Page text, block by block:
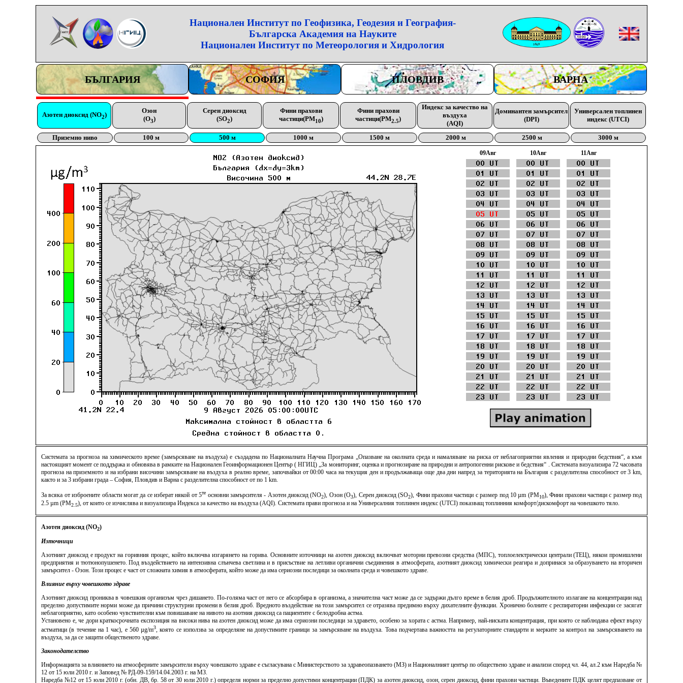
Национален Институт по Геофизика, Геодезия и География-
Българска Академия на Науките
Национален Институт по Метеорология и Хидрология
БЪЛГАРИЯ СОФИЯ ПЛОВДИВ ВАРНА
Азотен диоксид (NO2)
Озон
(O3)
Серен диоксид
(SO2)
Фини прахови
частици(PM10)
Фини прахови
частици(PM2.5)
Индекс за качество на
въздуха
(AQI)
Доминантен замърсител
(DPI)
Универсален топлинен
индекс (UTCI)
Приземно ниво 100 м 500 м 1000 м 1500 м 2000 м 2500 м 3000 м
09Aвг 10Aвг 11Aвг
Системата за прогноза на химическото време (замърсяване на въздуха) е създадена по Националната Научна Програма „Опазване на околната среда и намаляване на риска от неблагоприятни явления и природни бедствия“, а към
настоящият момент се поддържа и обновява в рамките на Национален Геоинформационен Център ( НГИЦ) „За мониторинг, оценка и прогнозиране на природни и антропогенни рискове и бедствия“ . Системата визуализира 72 часовата
прогноза на приземното и на избрани височини замърсяване на въздуха в реално време, започвайки от 00:00 часа на текущия ден и продължаваща още два дни напред за територията на България с разделителна способност от 3 km,
както и за 3 избрани града – София, Пловдив и Варна с разделителна способност от по 1 km.
За всяка от изброените области могат да се изберат някой от 5те основни замърсителя - Азотен диоксид (NO2), Озон (O3), Серен диоксид (SO2), Фини прахови частици с размер под 10 µm (PM10), Фини прахови частици с размер под
2.5 µm (PM2.5), от които се изчислява и визуализира Индекса за качество на въздуха (AQI). Системата прави прогноза и на Универсалния топлинен индекс (UTCI) показващ топлинния комфорт/дискомфорт на човешкото тяло.
Азотен диоксид (NO2)
Източници
Азотният диоксид е продукт на горивния процес, който включва изгарянето на горива. Основните източници на азотен диоксид включват моторни превозни средства (МПС), топлоелектрически централи (ТЕЦ), някои промишлени
предприятия и тютюнопушенето. Под въздействието на интензивна слънчева светлина и в присъствие на летливи органични съединения в атмосферата, азотният диоксид химически реагира и допринася за образуването на вторичен
замърсител - Озон. Този процес е част от сложната химия в атмосферата, който може да има сериозни последици за околната среда и човешкото здраве.
Влияние върху човешкото здраве
Азотният диоксид прониква в човешкия организъм чрез дишането. По-голяма част от него се абсорбира в организма, а значителна част може да се задържи дълго време в белия дроб. Продължителното излагане на концентрации над
пределно допустимите норми може да причини структурни промени в белия дроб. Вредното въздействие на този замърсител се отразява предимно върху дихателните функции. Хронично болните с респираторни инфекции се засягат
неблагоприятно, като особено чувствителни към повишаване на нивото на азотния диоксид са пациентите с белодробна астма.
Установено е, че дори краткосрочната експозиция на високи нива на азотен диоксид може да има сериозни последици за здравето, особено за хората с астма. Например, най-ниската концентрация, при която се наблюдава ефект върху
астматици (в течение на 1 час), е 560 µg/m3, която се използва за определяне на допустимите граници за замърсяване на въздуха. Това подчертава важността на регулаторните стандарти и мерките за контрол на замърсяването на
въздуха, за да се защити общественото здраве.
Законодателство
Информацията за влиянието на атмосферните замърсители върху човешкото здраве е съгласувана с Министерството за здравеопазването (МЗ) и Националният център по обществено здраве и анализи според чл. 44, ал.2 към Наредба №
12 от 15 юли 2010 г. и Заповед № РД-09-159/14.04.2003 г. на МЗ.
Наредба №12 от 15 юли 2010 г. (обн. ДВ, бр. 58 от 30 юли 2010 г.) определя норми за пределно допустими концентрации (ПДК) за азотен диоксид, озон, серен диоксид, фини прахови частици. Въведените ПДК целят предпазване от